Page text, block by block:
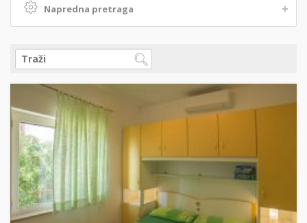
Napredna pretraga